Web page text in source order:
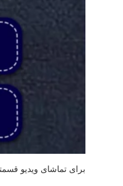
برای تماشای ویدیو